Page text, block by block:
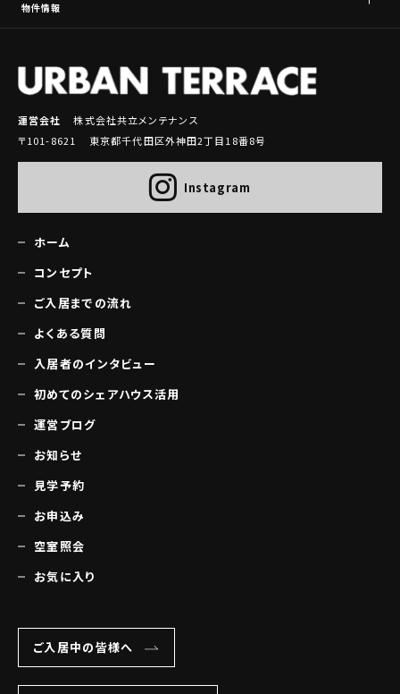
物件情報
運営会社
株式会社共立メンテナンス
〒101-8621 東京都千代田区外神田2丁目18番8号
Instagram
ホーム
コンセプト
ご入居までの流れ
よくある質問
入居者のインタビュー
初めてのシェアハウス活用
運営ブログ
お知らせ
見学予約
お申込み
空室照会
お気に入り
ご入居中の皆様へ